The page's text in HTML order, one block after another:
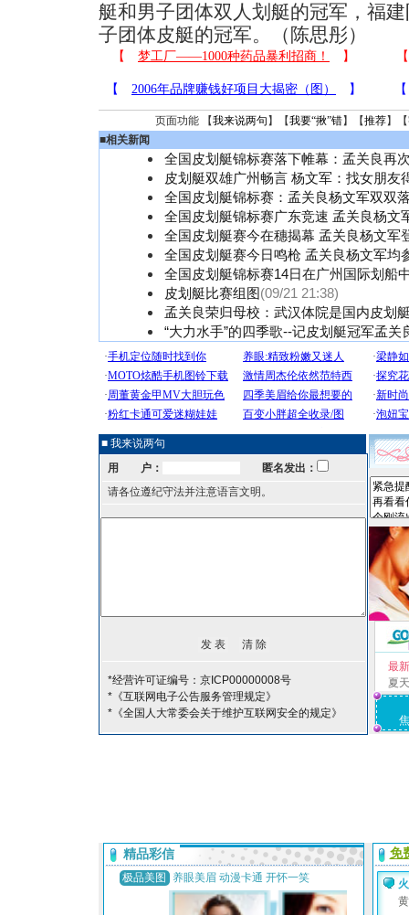
艇和男子团体双人划艇的冠军，福
子团体皮艇的冠军。（陈思彤）
页面功能 【我来说两句 】【我要“揪”错】【推荐】
■相关新闻
全国皮划艇锦标赛落下帷幕：孟关良再
皮划艇双雄广州畅言 杨文军：找女朋友
全国皮划艇锦标赛：孟关良杨文军双双
全国皮划艇锦标赛广东竞速 孟关良杨文
全国皮划艇赛今在穗揭幕 孟关良杨文军
全国皮划艇赛今日鸣枪 孟关良杨文军均
全国皮划艇锦标赛14日在广州国际划船
皮划艇比赛组图(09/21 21:38)
孟关良荣归母校：武汉体院是国内皮划
“大力水手”的四季歌--记皮划艇冠军孟关
■ 我来说两句
用 户：
匿名发出：
请各位遵纪守法并注意语言文明。
*经营许可证编号：京ICP00000008号
*《互联网电子公告服务管理规定》
*《全国人大常委会关于维护互联网安全的规定》
最
夏